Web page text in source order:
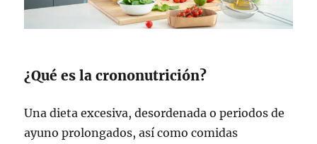
¿Qué es la crononutrición?
Una dieta excesiva, desordenada o periodos de
ayuno prolongados, así como comidas